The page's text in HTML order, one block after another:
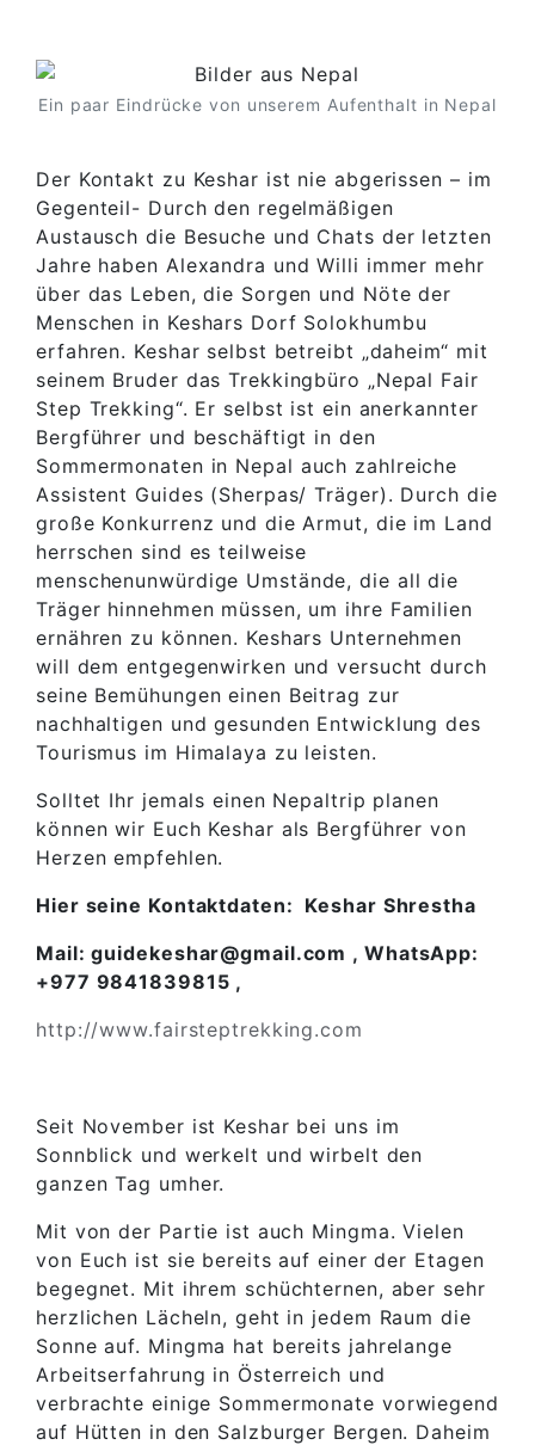
Ein paar Eindrücke von unserem Aufenthalt in Nepal
Der Kontakt zu Keshar ist nie abgerissen – im
Gegenteil- Durch den regelmäßigen
Austausch die Besuche und Chats der letzten
Jahre haben Alexandra und Willi immer mehr
über das Leben, die Sorgen und Nöte der
Menschen in Keshars Dorf Solokhumbu
erfahren. Keshar selbst betreibt „daheim“ mit
seinem Bruder das Trekkingbüro „Nepal Fair
Step Trekking“. Er selbst ist ein anerkannter
Bergführer und beschäftigt in den
Sommermonaten in Nepal auch zahlreiche
Assistent Guides (Sherpas/ Träger). Durch die
große Konkurrenz und die Armut, die im Land
herrschen sind es teilweise
menschenunwürdige Umstände, die all die
Träger hinnehmen müssen, um ihre Familien
ernähren zu können. Keshars Unternehmen
will dem entgegenwirken und versucht durch
seine Bemühungen einen Beitrag zur
nachhaltigen und gesunden Entwicklung des
Tourismus im Himalaya zu leisten.
Solltet Ihr jemals einen Nepaltrip planen
können wir Euch Keshar als Bergführer von
Herzen empfehlen.
Hier seine Kontaktdaten: Keshar Shrestha
Mail: guidekeshar@gmail.com , WhatsApp:
+977 9841839815 ,
http://www.fairsteptrekking.com
Seit November ist Keshar bei uns im
Sonnblick und werkelt und wirbelt den
ganzen Tag umher.
Mit von der Partie ist auch Mingma. Vielen
von Euch ist sie bereits auf einer der Etagen
begegnet. Mit ihrem schüchternen, aber sehr
herzlichen Lächeln, geht in jedem Raum die
Sonne auf. Mingma hat bereits jahrelange
Arbeitserfahrung in Österreich und
verbrachte einige Sommermonate vorwiegend
auf Hütten in den Salzburger Bergen. Daheim